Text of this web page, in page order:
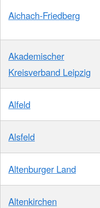
Aichach-Friedberg
Akademischer
Kreisverband Leipzig
Alfeld
Alsfeld
Altenburger Land
Altenkirchen